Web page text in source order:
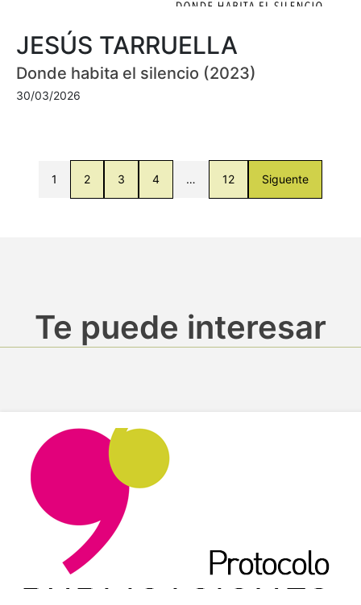
JESÚS TARRUELLA
Donde habita el silencio (2023)
30/03/2026
1 2 3 4 … 12 Siguente
Te puede interesar